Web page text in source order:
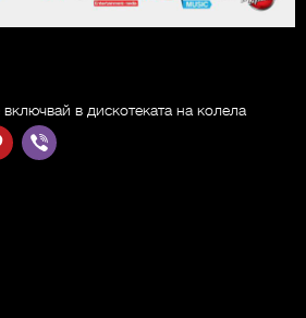
в дискотеката на колела